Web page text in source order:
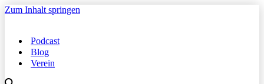
Zum Inhalt springen
Podcast
Blog
Verein